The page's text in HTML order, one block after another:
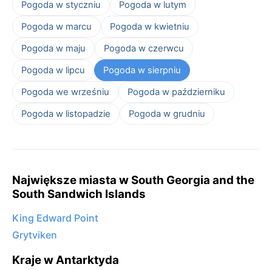
Pogoda w styczniu
Pogoda w lutym
Pogoda w marcu
Pogoda w kwietniu
Pogoda w maju
Pogoda w czerwcu
Pogoda w lipcu
Pogoda w sierpniu
Pogoda we wrześniu
Pogoda w październiku
Pogoda w listopadzie
Pogoda w grudniu
Największe miasta w South Georgia and the
South Sandwich Islands
King Edward Point
Grytviken
Kraje w Antarktyda